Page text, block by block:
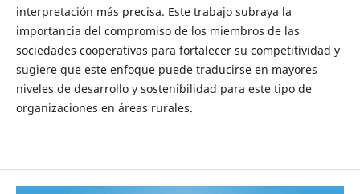
interpretación más precisa. Este trabajo subraya la
importancia del compromiso de los miembros de las
sociedades cooperativas para fortalecer su competitividad y
sugiere que este enfoque puede traducirse en mayores
niveles de desarrollo y sostenibilidad para este tipo de
organizaciones en áreas rurales.